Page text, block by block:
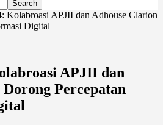
Kolabroasi APJII dan Adhouse Clarion
Digital
APJII dan
Percepatan